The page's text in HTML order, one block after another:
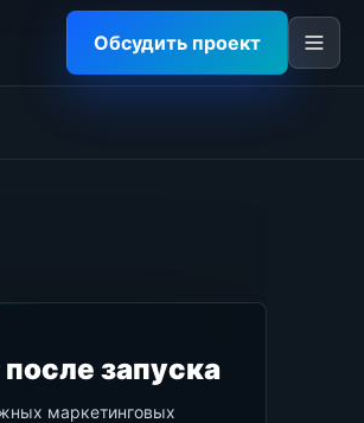
Обсудить проект
запуска
маркетинговых